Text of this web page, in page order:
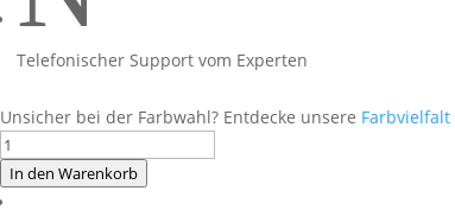
Telefonischer Support vom Experten
Unsicher bei der Farbwahl? Entdecke unsere Farbvielfalt
Foliendesign
Yamaha
MT09
In den Warenkorb